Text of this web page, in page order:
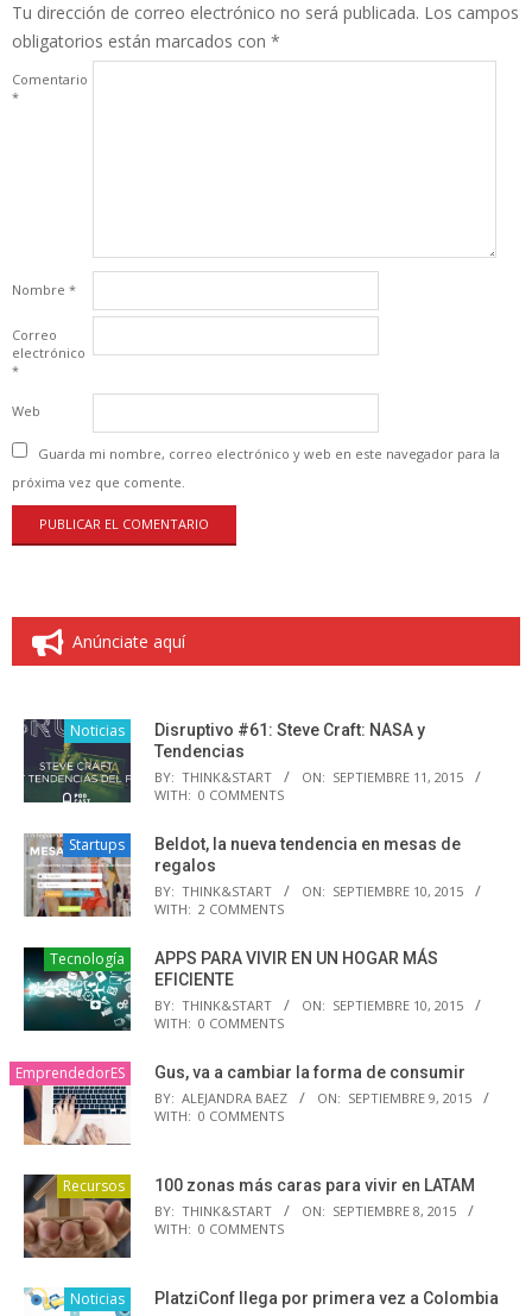
Tu dirección de correo electrónico no será publicada. Los campos
obligatorios están marcados con *
Comentario
*
Nombre *
Correo
electrónico
*
Web
Guarda mi nombre, correo electrónico y web en este navegador para la
próxima vez que comente.
Anúnciate aquí
Noticias
Disruptivo #61: Steve Craft: NASA y
Tendencias
BY: THINK&START ON: SEPTIEMBRE 11, 2015
WITH: 0 COMMENTS
Startups
Beldot, la nueva tendencia en mesas de
regalos
BY: THINK&START ON: SEPTIEMBRE 10, 2015
WITH: 2 COMMENTS
Tecnología
APPS PARA VIVIR EN UN HOGAR MÁS
EFICIENTE
BY: THINK&START ON: SEPTIEMBRE 10, 2015
WITH: 0 COMMENTS
EmprendedorES Gus, va a cambiar la forma de consumir
BY: ALEJANDRA BAEZ ON: SEPTIEMBRE 9, 2015
WITH: 0 COMMENTS
Recursos 100 zonas más caras para vivir en LATAM
BY: THINK&START ON: SEPTIEMBRE 8, 2015
WITH: 0 COMMENTS
Noticias PlatziConf llega por primera vez a Colombia